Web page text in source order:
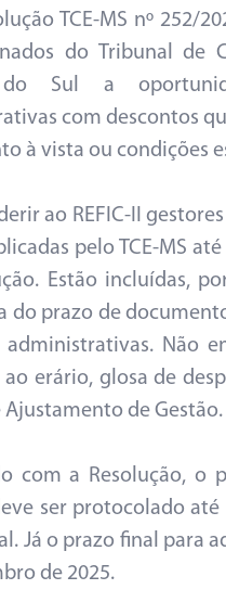
TCE-MS nº 252/
do Tribunal de
do Sul a
com descontos
à vista ou condições
ao REFIC-II
pelo TCE-MS
Estão incluídas,
do prazo de
administrativas. Não
erário, glosa de
Ajustamento de Gestão.
com a Resolução, o
ser protocolado até
Já o prazo final para
de 2025.